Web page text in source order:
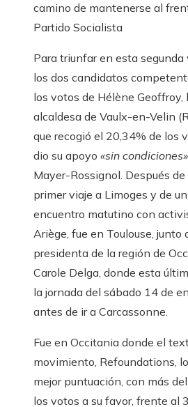
camino de mantenerse al
Partido Socialista
Para triunfar en esta segunda
los dos candidatos
los votos de Hélène Geoffroy,
alcaldesa de Vaulx-en-Velin
que recogió el 20,34% de los
dio su apoyo «sin condiciones»
Mayer-Rossignol. Después de
primer viaje a Limoges y de un
encuentro matutino con
Ariège, fue en Toulouse, junto
presidenta de la región de
Carole Delga, donde esta
la jornada del sábado 14 de
antes de ir a Carcassonne.
Fue en Occitania donde el
movimiento, Refoundations,
mejor puntuación, con más
los votos a su favor, frente al